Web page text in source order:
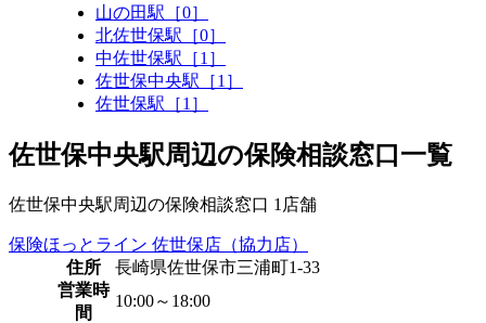
山の田駅［0］
北佐世保駅［0］
中佐世保駅［1］
佐世保中央駅［1］
佐世保駅［1］
佐世保中央駅周辺の保険相談窓口一覧
佐世保中央駅周辺の保険相談窓口 1 店舗
保険ほっとライン 佐世保店（協力店）
住所
長崎県佐世保市三浦町1-33
営業時
間
10:00～18:00